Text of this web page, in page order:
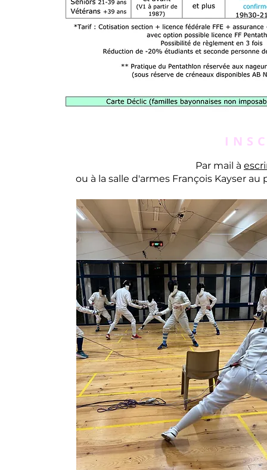
Par mail à
ou à la salle d'armes François Kayser